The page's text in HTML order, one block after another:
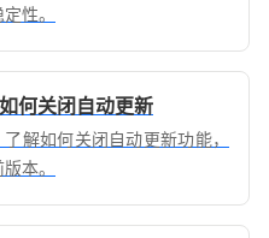
性。
何关闭自动更新
解如何关闭自动更新功能，
本。